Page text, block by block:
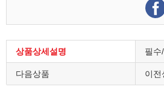
상품상세설명 필수
다음상품 이전